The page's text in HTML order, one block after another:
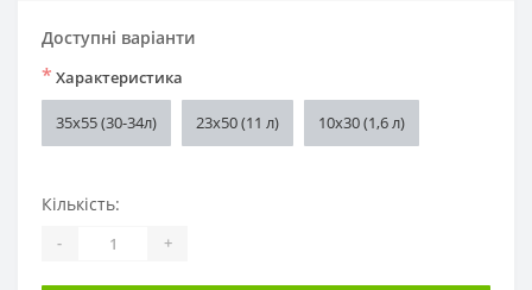
Доступні варіанти
* Характеристика
35х55 (30-34л) 23х50 (11 л) 10х30 (1,6 л)
Кількість:
- +